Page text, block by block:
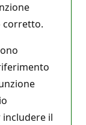
corretto.
il